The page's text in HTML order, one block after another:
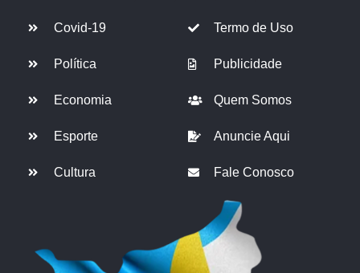
Covid-19
Política
Economia
Esporte
Cultura
Termo de Uso
Publicidade
Quem Somos
Anuncie Aqui
Fale Conosco